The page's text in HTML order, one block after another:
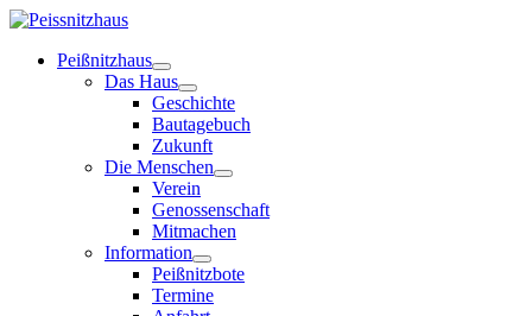
Peißnitzhaus
Das Haus
Geschichte
Bautagebuch
Zukunft
Die Menschen
Verein
Genossenschaft
Mitmachen
Information
Peißnitzbote
Termine